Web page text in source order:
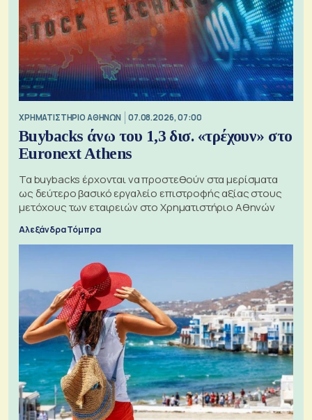
XΡΗΜΑΤΙΣΤΗΡΙΟ ΑΘΗΝΩΝ 07.08.2026, 07:00
Buybacks άνω του 1,3 δισ. «τρέχουν» στο
Euronext Athens
Τα buybacks έρχονται να προστεθούν στα μερίσματα
ως δεύτερο βασικό εργαλείο επιστροφής αξίας στους
μετόχους των εταιρειών στο Χρηματιστήριο Αθηνών
Αλεξάνδρα Τόμπρα